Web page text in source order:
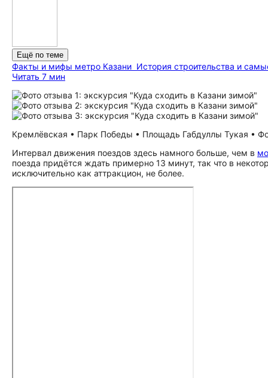
Ещё по теме
Факты и мифы метро Казани История строительства и
Читать 7 мин
Кремлёвская • Парк Победы • Площадь Габдуллы Тукая •
Интервал движения поездов здесь намного больше, чем в
поезда придётся ждать примерно 13 минут, так что в
исключительно как аттракцион, не более.